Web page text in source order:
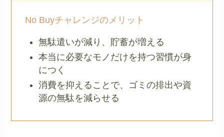
No Buyチャレンジのメリット
無駄遣いが減り、貯蓄が増える
本当に必要なモノだけを持つ習慣が身
につく
消費を抑えることで、ゴミの排出や資
源の無駄を減らせる